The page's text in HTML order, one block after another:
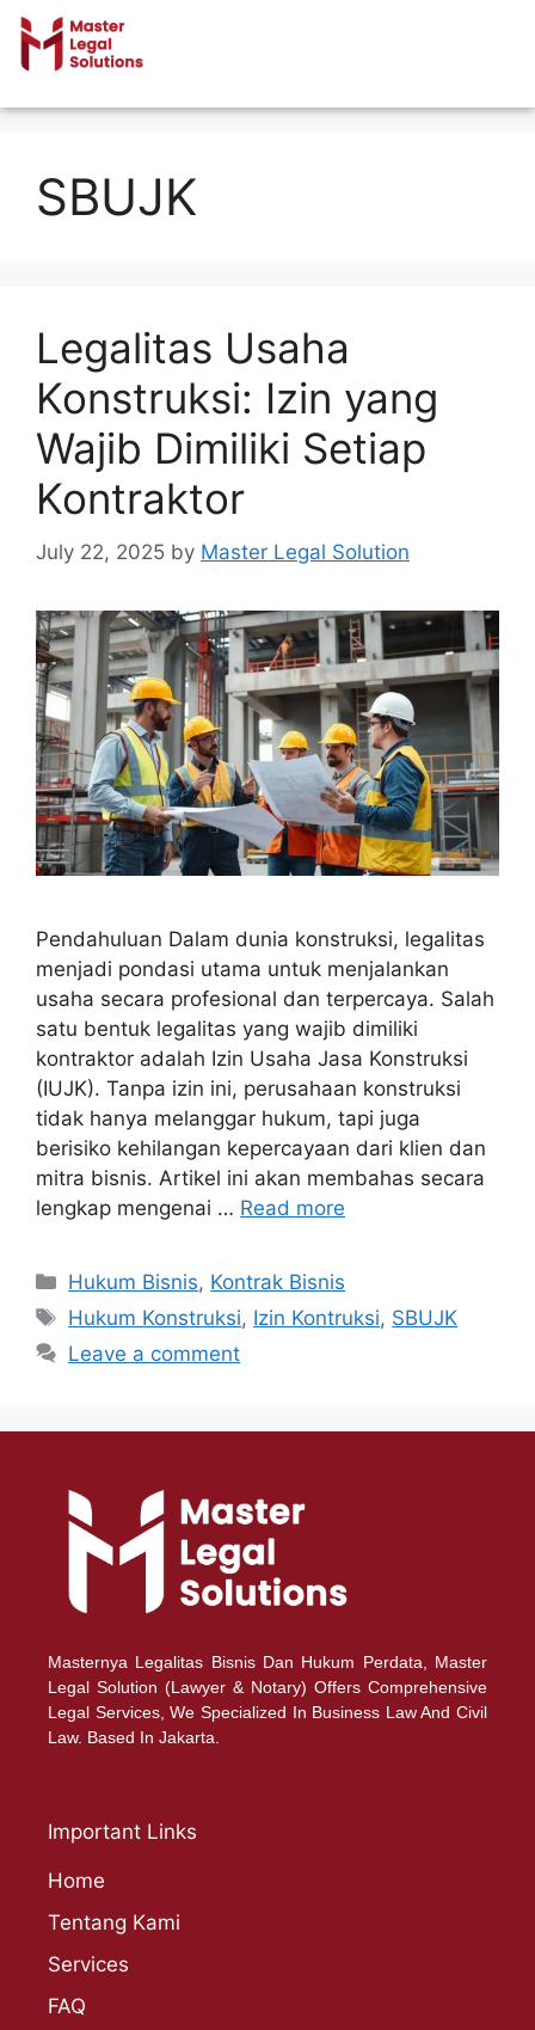
SBUJK
Legalitas Usaha
Konstruksi: Izin yang
Wajib Dimiliki Setiap
Kontraktor
July 22, 2025 by Master Legal Solution
Pendahuluan Dalam dunia konstruksi, legalitas
menjadi pondasi utama untuk menjalankan
usaha secara profesional dan terpercaya. Salah
satu bentuk legalitas yang wajib dimiliki
kontraktor adalah Izin Usaha Jasa Konstruksi
(IUJK). Tanpa izin ini, perusahaan konstruksi
tidak hanya melanggar hukum, tapi juga
berisiko kehilangan kepercayaan dari klien dan
mitra bisnis. Artikel ini akan membahas secara
lengkap mengenai … Read more
Hukum Bisnis, Kontrak Bisnis
Hukum Konstruksi, Izin Kontruksi, SBUJK
Leave a comment
Masternya Legalitas Bisnis Dan Hukum Perdata, Master
Legal Solution (Lawyer & Notary) Offers Comprehensive
Legal Services, We Specialized In Business Law And Civil
Law. Based In Jakarta.
Important Links
Home
Tentang Kami
Services
FAQ